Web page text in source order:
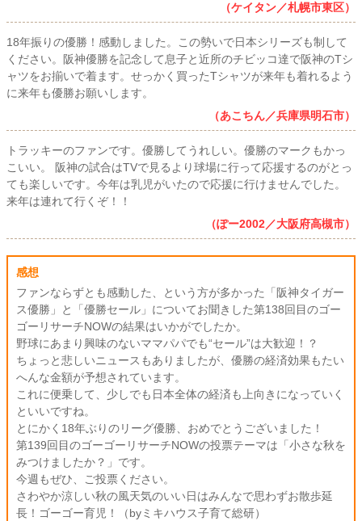
（ケイタン／札幌市東区）
18年振りの優勝！感動しました。この勢いで日本シリーズも制して
ください。阪神優勝を記念して息子と近所のチビッコ達で阪神のTシ
ャツをお揃いで着ます。せっかく買ったTシャツが来年も着れるよう
に来年も優勝お願いします。
（あこちん／兵庫県明石市）
トラッキーのファンです。優勝してうれしい。優勝のマークもかっ
こいい。 阪神の試合はTVで見るより球場に行って応援するのがとっ
ても楽しいです。今年は乳児がいたので応援に行けませんでした。
来年は連れて行くぞ！！
（ぽー2002／大阪府高槻市）
感想
ファンならずとも感動した、という方が多かった「阪神タイガー
ス優勝」と「優勝セール」についてお聞きした第138回目のゴー
ゴーリサーチNOWの結果はいかがでしたか。
野球にあまり興味のないママパパでも“セール”は大歓迎！？
ちょっと悲しいニュースもありましたが、優勝の経済効果もたい
へんな金額が予想されています。
これに便乗して、少しでも日本全体の経済も上向きになっていく
といいですね。
とにかく18年ぶりのリーグ優勝、おめでとうございました！
第139回目のゴーゴーリサーチNOWの投票テーマは「小さな秋を
みつけましたか？」です。
今週もぜひ、ご投票ください。
さわやか涼しい秋の風天気のいい日はみんなで思わずお散歩延
長！ゴーゴー育児！（byミキハウス子育て総研）